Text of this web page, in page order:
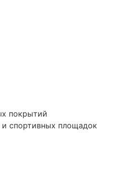
покрытий
спортивных площадок